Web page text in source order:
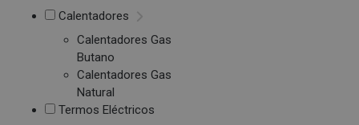
Calentadores
Calentadores Gas
Butano
Calentadores Gas
Natural
Termos Eléctricos